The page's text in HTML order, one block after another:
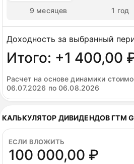
9 месяцев 1 год
Доходность за выбранный
Итого: +1 400,00
Расчет на основе динамики
06.07.2026 по 06.08.2026
КАЛЬКУЛЯТОР ДИВИДЕНДОВ ГТМ
ЕСЛИ ВЛОЖИТЬ
100 000,00 ₽